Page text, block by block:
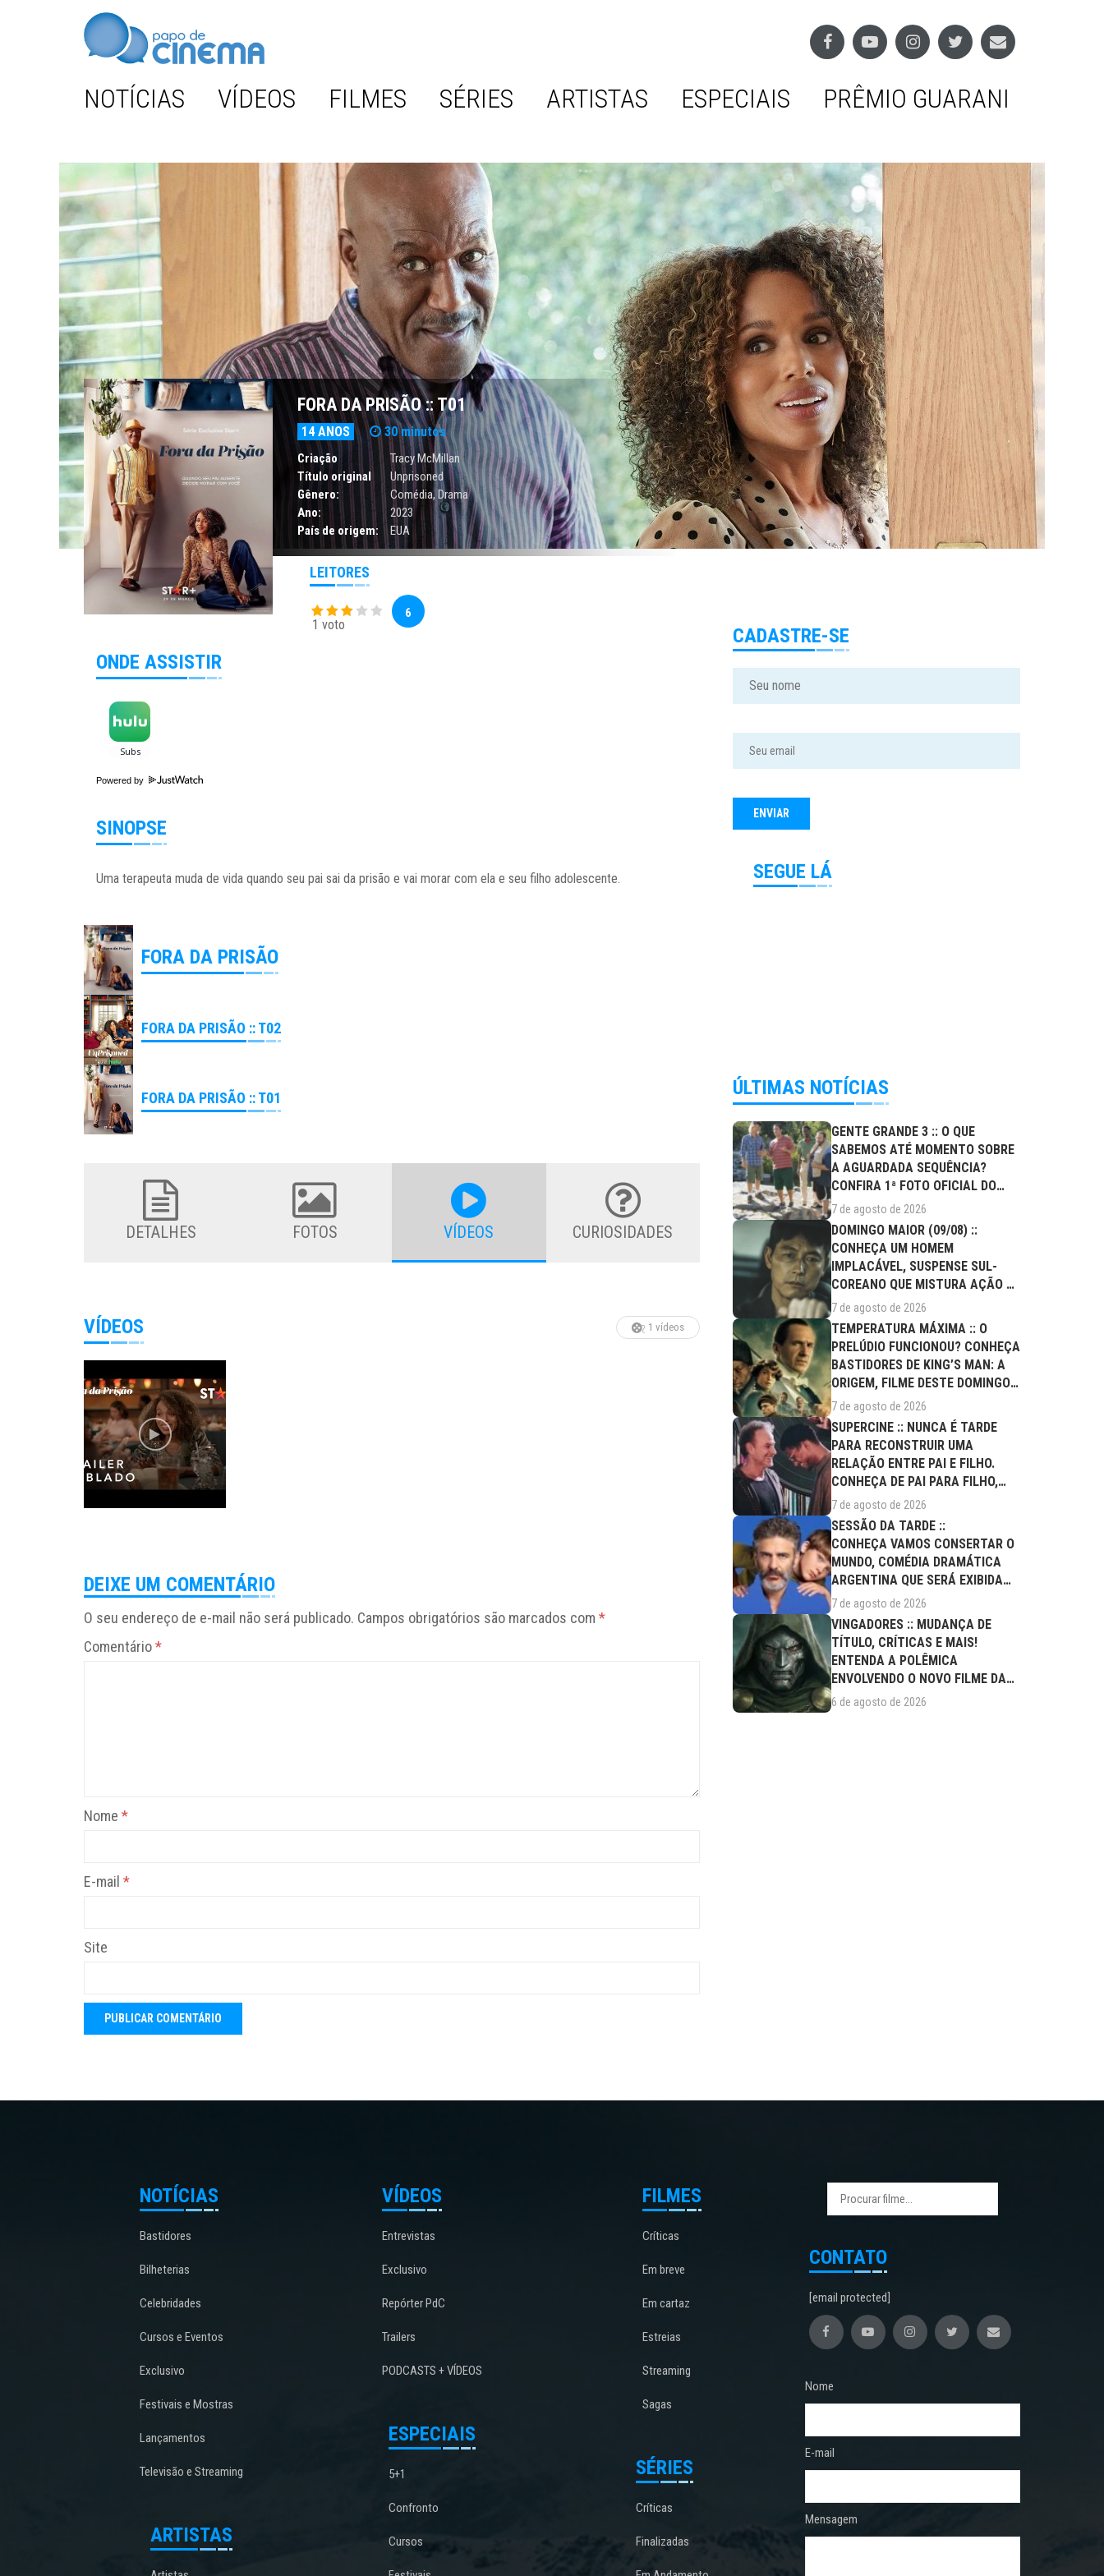
NOTÍCIAS VÍDEOS FILMES SÉRIES ARTISTAS ESPECIAIS PRÊMIO GUARANI
FORA DA PRISÃO :: T01
14 ANOS 30 minutos
Criação
Tracy McMillan
Título original
Unprisoned
Gênero:
Comédia,Drama
Ano:
2023
País de origem:
EUA
LEITORES
1 voto
6
ONDE ASSISTIR
Powered by
SINOPSE
Uma terapeuta muda de vida quando seu pai sai da prisão e vai morar com ela e seu filho adolescente.
FORA DA PRISÃO
FORA DA PRISÃO :: T02
FORA DA PRISÃO :: T01
DETALHES FOTOS VÍDEOS CURIOSIDADES
VÍDEOS 1 vídeos
DEIXE UM COMENTÁRIO
O seu endereço de e-mail não será publicado. Campos obrigatórios são marcados com *
Comentário*
Nome *
E-mail *
Site
CADASTRE-SE
SEGUE LÁ
ÚLTIMAS NOTÍCIAS
GENTE GRANDE 3 :: O QUE
SABEMOS ATÉ MOMENTO SOBRE
A AGUARDADA SEQUÊNCIA?
CONFIRA 1ª FOTO OFICIAL DO
ELENCO!
7 de agosto de 2026
DOMINGO MAIOR (09/08) ::
CONHEÇA UM HOMEM
IMPLACÁVEL, SUSPENSE SUL-
COREANO QUE MISTURA AÇÃO E
DRAMA FAMILIAR
7 de agosto de 2026
TEMPERATURA MÁXIMA :: O
PRELÚDIO FUNCIONOU? CONHEÇA
BASTIDORES DE KING’S MAN: A
ORIGEM, FILME DESTE DOMINGO
(09/08)
7 de agosto de 2026
SUPERCINE :: NUNCA É TARDE
PARA RECONSTRUIR UMA
RELAÇÃO ENTRE PAI E FILHO.
CONHEÇA DE PAI PARA FILHO,
FILME DESTE...
7 de agosto de 2026
SESSÃO DA TARDE ::
CONHEÇA VAMOS CONSERTAR O
MUNDO, COMÉDIA DRAMÁTICA
ARGENTINA QUE SERÁ EXIBIDA
NESTA SEXTA (07/08)
7 de agosto de 2026
VINGADORES :: MUDANÇA DE
TÍTULO, CRÍTICAS E MAIS!
ENTENDA A POLÊMICA
ENVOLVENDO O NOVO FILME DA
MARVEL
6 de agosto de 2026
NOTÍCIAS
Bastidores
Bilheterias
Celebridades
Cursos e Eventos
Exclusivo
Festivais e Mostras
Lançamentos
Televisão e Streaming
ARTISTAS
VÍDEOS
Entrevistas
Exclusivo
Repórter PdC
Trailers
PODCASTS + VÍDEOS
ESPECIAIS
5+1
Confronto
Cursos
FILMES
Críticas
Em breve
Em cartaz
Estreias
Streaming
Sagas
SÉRIES
Críticas
Finalizadas
CONTATO
[email protected]
Nome
E-mail
Mensagem